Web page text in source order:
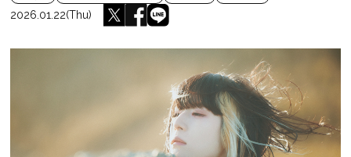
2026.01.22(Thu)